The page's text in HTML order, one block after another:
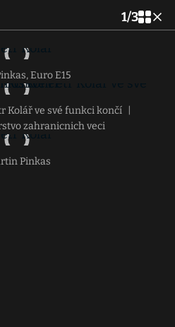
1/3
Euro E15
Kolář ve své funkci končí
zahranicnich veci
Pinkas